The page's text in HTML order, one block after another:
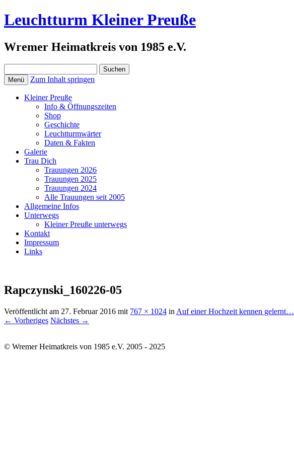
Leuchtturm Kleiner Preuße
Wremer Heimatkreis von 1985 e.V.
nach:
Menü Zum Inhalt springen
Kleiner Preuße
Info & Öffnungszeiten
Shop
Geschichte
Leuchtturmwärter
Daten & Fakten
Galerie
Trau Dich
Trauungen 2026
Trauungen 2025
Trauungen 2024
Alle Trauungen seit 2005
Allgemeine Infos
Unterwegs
Kleiner Preuße unterwegs
Kontakt
Impressum
Links
Rapczynski_160226-05
Veröffentlicht am 27. Februar 2016 mit 767 × 1024 in Auf einer Hochzeit kennen gelernt…
← Vorheriges Nächstes →
© Wremer Heimatkreis von 1985 e.V. 2005 - 2025